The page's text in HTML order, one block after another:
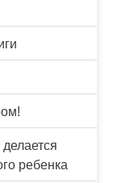
ребенка